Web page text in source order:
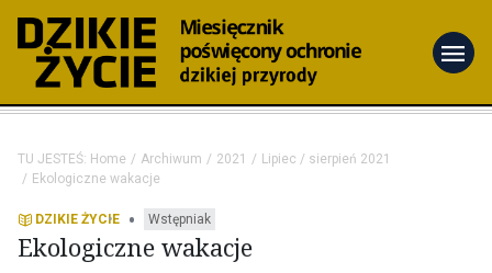
menu
TU JESTEŚ: Home Archiwum 2021
Lipiec / sierpień 2021
Ekologiczne wakacje
DZIKIE ŻYCIE • Wstępniak
Ekologiczne wakacje